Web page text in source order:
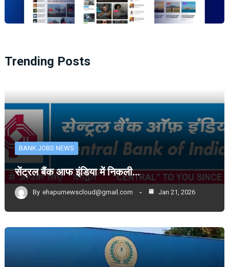
Trending Posts
BANK JOBS NEWS
सेंट्रल बैंक आफ इंडिया में निकली…
By ehapurnewscloud@gmail.com Jan 21, 2026